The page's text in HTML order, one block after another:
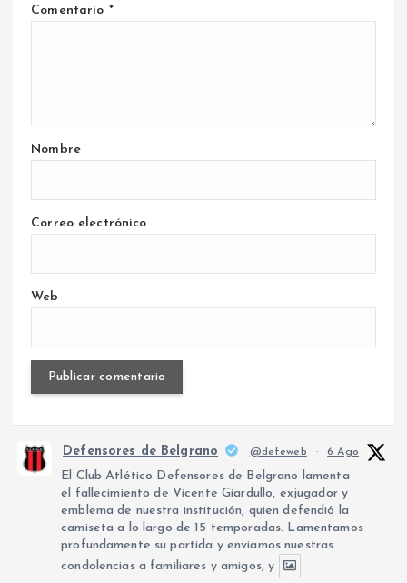
Comentario *
Nombre
Correo electrónico
Web
Defensores de Belgrano @defeweb · 6 Ago
El Club Atlético Defensores de Belgrano lamenta
el fallecimiento de Vicente Giardullo, exjugador y
emblema de nuestra institución, quien defendió la
camiseta a lo largo de 15 temporadas. Lamentamos
profundamente su partida y enviamos nuestras
condolencias a familiares y amigos, y